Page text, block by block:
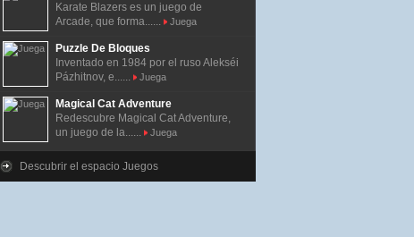
Karate Blazers es un juego de
Arcade, que forma......
Juega
Puzzle De Bloques
Inventado en 1984 por el ruso Alekséi
Pázhitnov, e......
Juega
Magical Cat Adventure
Redescubre Magical Cat Adventure,
un juego de la......
Juega
Descubrir el espacio Juegos